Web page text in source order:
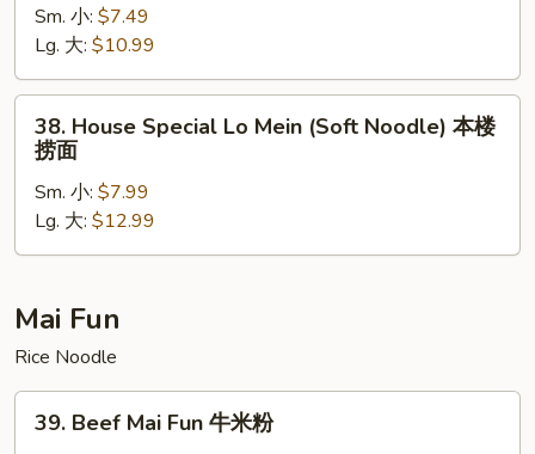
Lo
Mein
(Soft
Noodle)
Sm. 小: $7.49
Lg. 大: $10.99
House
Special
Lo
Mein
(Soft
本
捞
面
38. House Special Lo Mein (Soft Noodle) 本楼
捞面
Sm. 小: $7.99
Lg. 大: $12.99
Mai Fun
Rice Noodle
Beef
39. Beef Mai Fun 牛米粉